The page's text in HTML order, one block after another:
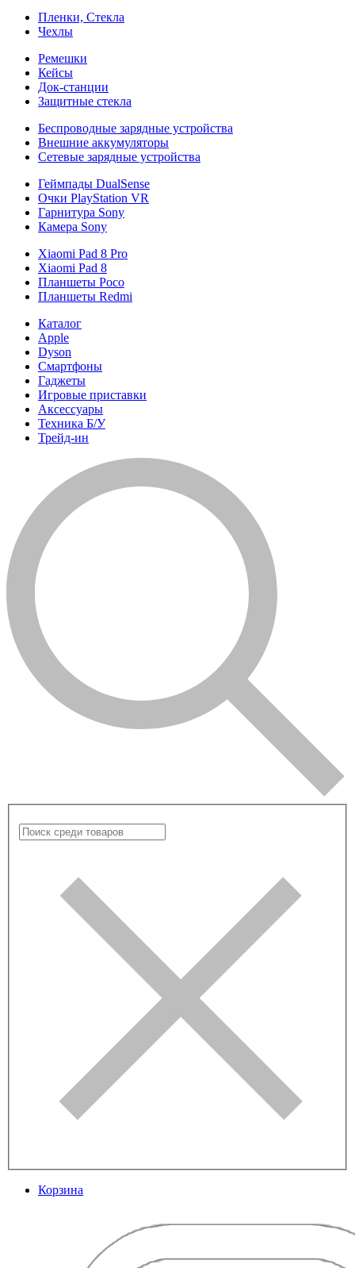
Пленки, Стекла
Чехлы
Ремешки
Кейсы
Док-станции
Защитные стекла
Беспроводные зарядные устройства
Внешние аккумуляторы
Сетевые зарядные устройства
Геймпады DualSense
Очки PlayStation VR
Гарнитура Sony
Камера Sony
Xiaomi Pad 8 Pro
Xiaomi Pad 8
Планшеты Poco
Планшеты Redmi
Каталог
Apple
Dyson
Смартфоны
Гаджеты
Игровые приставки
Аксессуары
Техника Б/У
Трейд-ин
Корзина